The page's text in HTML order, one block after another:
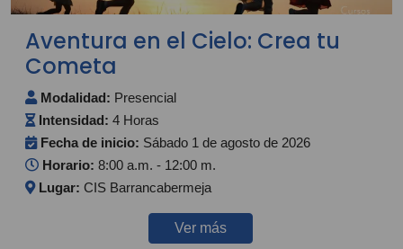
Aventura en el Cielo: Crea tu
Cometa
Modalidad: Presencial
Intensidad: 4 Horas
Fecha de inicio: Sábado 1 de agosto de 2026
Horario: 8:00 a.m. - 12:00 m.
Lugar: CIS Barrancabermeja
Ver más